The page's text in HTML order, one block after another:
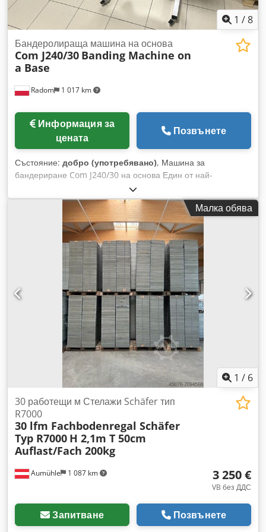
1 /8
Radom 1 017 km
Бандеролираща машина на основа
Com J240/30 Banding Machine on
a Base
Информация за
цената
Позвънете
Състояние: добро (употребявано), Машина за
бандериране Com J240/30 на основа Един от най-
разпознаваемите производители на машини за
бандериране на пазара, произведена в Япония. Машината
работи в ръчен или автоматичен режим. Производствена
версия, подходяща за тежки товари. Монтирана е върху
самостоятелна конструкция с колела за транспортиране.
Работи с големи (jumbo) ролки. След като се постави
материалът, машината го обвива с лента, компресира го и
го запечатва, създавайки елегантен пакет. Chsdpfeziyr Nsx
Anksa Идеална за опаковане на визитни картички, флаери
и други материали. Технически спецификации: Ширина на
лентата: 30 mm Производителност: 26 цикъла/мин
Размери на бандерирания продукт: 240 x 150 mm
Произведена в Япония. Тегло: 70 кг.
Малка обява
1 / 6
Aumühle 1 087 km
30 работещи м Стелажи Schäfer тип
R7000
30 lfm Fachbodenregal Schäfer
Typ R7000 H 2,1m T 50cm
Auflast/Fach 200kg
3 250 €
VB без ДДС
Запитване Позвънете